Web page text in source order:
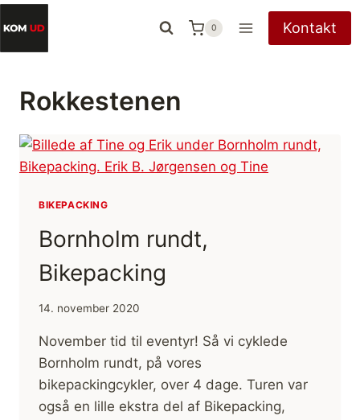
Fortsæt
til
indhold
0 Kontakt
Rokkestenen
BIKEPACKING
Bornholm rundt,
Bikepacking
14. november 2020
November tid til eventyr! Så vi cyklede
Bornholm rundt, på vores
bikepackingcykler, over 4 dage. Turen var
også en lille ekstra del af Bikepacking,